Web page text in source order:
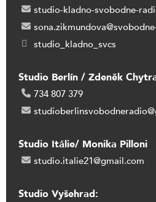
studio-kladno-svobodne-
studio_kladno_svcs
Studio Berlín / Zdeněk
734 807 379
Studio Itálie/ Monika Pilloni
studio.italie21@gmail.com
Studio Vyšehrad: